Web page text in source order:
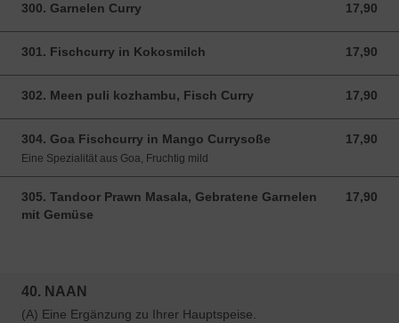
300. Garnelen Curry 17,90
17,90 EUR
301. Fischcurry in Kokosmilch 17,90
17,90 EUR
302. Meen puli kozhambu, Fisch Curry 17,90
17,90 EUR
304. Goa Fischcurry in Mango Currysoße 17,90
17,90 EUR
Eine Spezialität aus Goa, Fruchtig mild
305. Tandoor Prawn Masala, Gebratene Garnelen
mit Gemüse
17,90
17,90 EUR
40. NAAN
(A) Eine Ergänzung zu Ihrer Hauptspeise.